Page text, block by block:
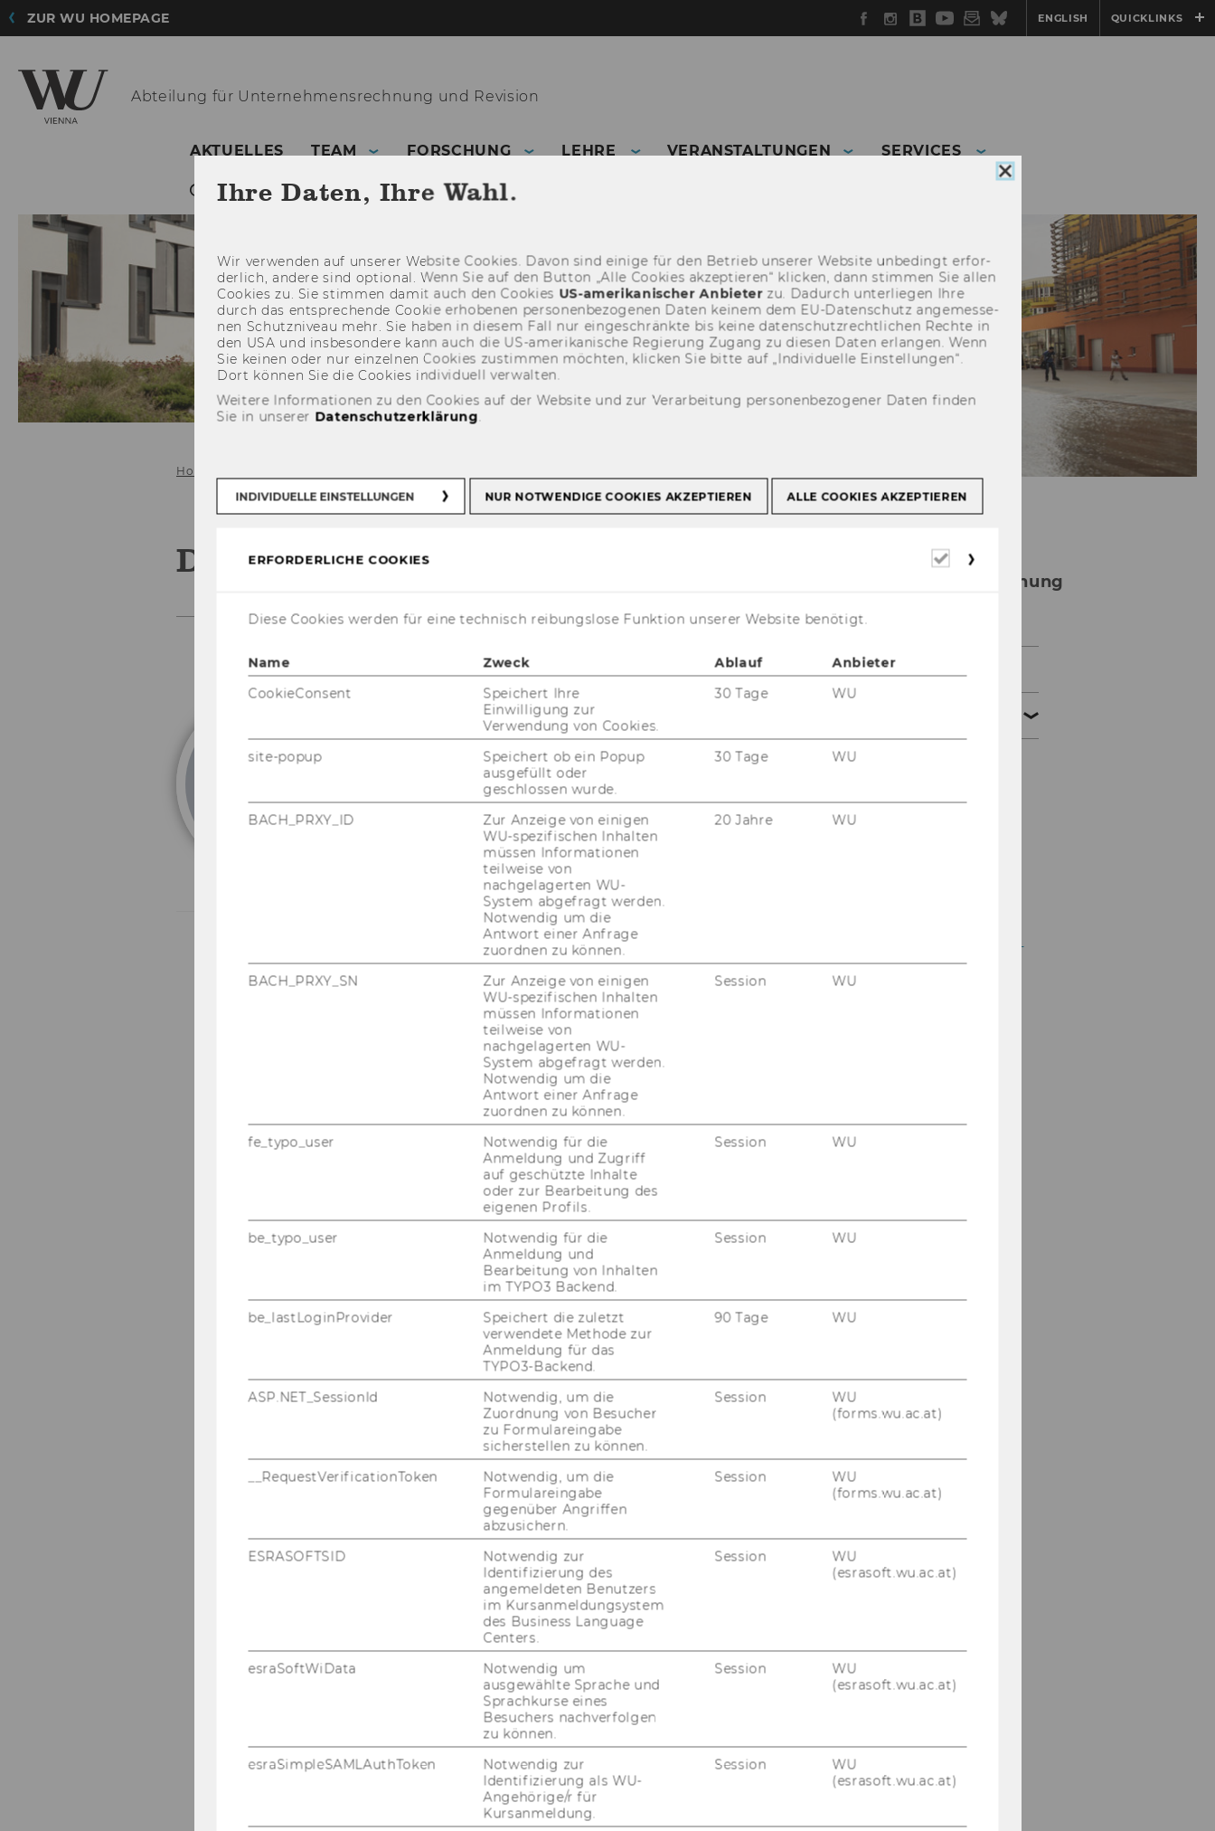
ZUR WU HOMEPAGE Facebook
Instagram
WU
Blog
YouTube
Newsletter
BlueskyENGLISH QUICKLINKS
Abteilung für Unternehmensrechnung und Revision
AKTUELLES TEAM FORSCHUNG LEHRE VERANSTALTUNGEN SERVICES
Home
Dr. Günther Hirschböck
Externer Lektor
guenther.hirschboeck@wu.ac.at
Abteilung für
Unternehmensrechnung
Aktuelles
Dr. Katharina van Bakel-
Auer
Dr. Markus Isack
(WU)
Robert Witte, BA, MSc
Dominik Bertagnol,
Mag.(FH) Susanne
Hubner
Dieter Stangl-Krieger
Johannes Oswald
Kuntner
Cookie
Ihre Daten, Ihre Wahl.
Wir ver­wen­den auf un­se­rer Web­site Coo­kies. Davon sind ei­ni­ge für den Be­trieb un­se­rer Web­site un­be­dingt er­for­
der­lich, an­de­re sind op­tio­nal. Wenn Sie auf den But­ton „Alle Coo­kies ak­zep­tie­ren“ kli­cken, dann stim­men Sie allen
Coo­kies zu. Sie stim­men damit auch den Coo­kies US-​amerikanischer An­bie­terzu. Da­durch un­ter­lie­gen Ihre
durch das ent­spre­chen­de Coo­kie er­ho­be­nen per­so­nen­be­zo­ge­nen Daten kei­nem dem EU-​Datenschutz an­ge­mes­se­
nen Schutz­ni­veau mehr. Sie haben in die­sem Fall nur ein­ge­schränk­te bis keine da­ten­schutz­recht­li­chen Rech­te in
den USA und ins­be­son­de­re kann auch die US-​amerikanische Re­gie­rung Zu­gang zu die­sen Daten er­lan­gen. Wenn
Sie kei­nen oder nur ein­zel­nen Coo­kies zu­stim­men möch­ten, kli­cken Sie bitte auf „In­di­vi­du­el­le Ein­stel­lun­gen“.
Dort kön­nen Sie die Coo­kies in­di­vi­du­ell ver­wal­ten.
Weitere Informationen zu den Cookies auf der Website und zur Verarbeitung personenbezogener Daten finden
Sie in unserer Datenschutzerklärung.
INDIVIDUELLE EINSTELLUNGEN NUR NOTWENDIGE COOKIES AKZEPTIEREN ALLE COOKIES AKZEPTIEREN
ERFORDERLICHE COOKIES
Erforderliche
Diese Cookies werden für eine technisch reibungslose Funktion unserer Website benötigt.
Name Zweck Ablauf
Anbieter
CookieConsent
Speichert Ihre
Einwilligung zur
Verwendung von Cookies.
30 Tage WU
site-popup
Speichert ob ein Popup
ausgefüllt oder
geschlossen wurde.
30 Tage WU
BACH_PRXY_ID
Zur Anzeige von einigen
WU-spezifischen Inhalten
müssen Informationen
teilweise von
nachgelagerten WU-
System abgefragt werden.
Notwendig um die
Antwort einer Anfrage
zuordnen zu können.
20 Jahre WU
BACH_PRXY_SN
Zur Anzeige von einigen
WU-spezifischen Inhalten
müssen Informationen
teilweise von
nachgelagerten WU-
System abgefragt werden.
Notwendig um die
Antwort einer Anfrage
zuordnen zu können.
Session WU
fe_typo_user
Notwendig für die
Anmeldung und Zugriff
auf geschützte Inhalte
oder zur Bearbeitung des
eigenen Profils.
Session WU
be_typo_user
Notwendig für die
Anmeldung und
Bearbeitung von Inhalten
im TYPO3 Backend.
Session WU
be_lastLoginProvider
Speichert die zuletzt
verwendete Methode zur
Anmeldung für das
TYPO3-Backend.
90 Tage WU
ASP.NET_SessionId
Notwendig, um die
Zuordnung von Besucher
zu Formulareingabe
sicherstellen zu können.
Session
WU
(forms.wu.ac.at)
__RequestVerificationToken
Notwendig, um die
Formulareingabe
gegenüber Angriffen
abzusichern.
Session
WU
(forms.wu.ac.at)
ESRASOFTSID
Notwendig zur
Identifizierung des
angemeldeten Benutzers
im Kursanmeldungsystem
des Business Language
Centers.
Session
WU
(esrasoft.wu.ac.at)
esraSoftWiData
Notwendig um
ausgewählte Sprache und
Sprachkurse eines
Besuchers nachverfolgen
zu können.
Session
WU
(esrasoft.wu.ac.at)
esraSimpleSAMLAuthToken
Notwendig zur
Identifizierung als WU-
Angehörige/r für
Kursanmeldung.
Session
WU
(esrasoft.wu.ac.at)